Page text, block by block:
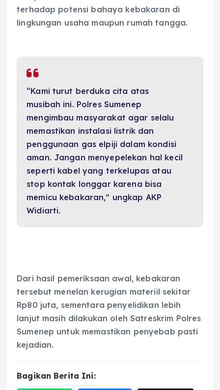
terhadap potensi bahaya kebakaran di
lingkungan usaha maupun rumah tangga.
“Kami turut berduka cita atas
musibah ini. Polres Sumenep
mengimbau masyarakat agar selalu
memastikan instalasi listrik dan
penggunaan gas elpiji dalam kondisi
aman. Jangan menyepelekan hal kecil
seperti kabel yang terkelupas atau
stop kontak longgar karena bisa
memicu kebakaran,” ungkap AKP
Widiarti.
Dari hasil pemeriksaan awal, kebakaran
tersebut menelan kerugian materiil sekitar
Rp80 juta, sementara penyelidikan lebih
lanjut masih dilakukan oleh Satreskrim Polres
Sumenep untuk memastikan penyebab pasti
kejadian.
Bagikan Berita Ini: